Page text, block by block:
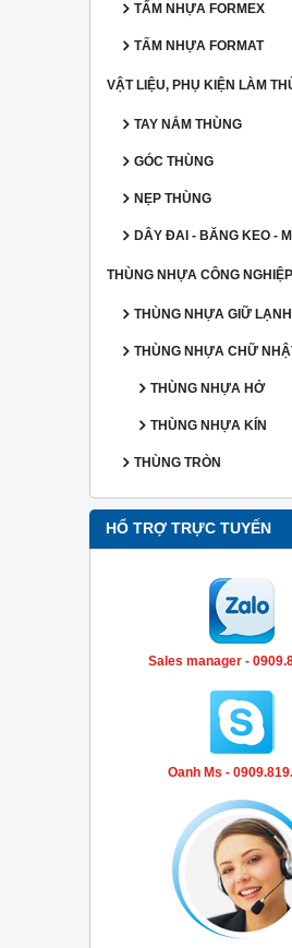
TẤM NHỰA FORMEX
TẤM NHỰA FORMAT
VẬT LIỆU, PHỤ KIỆN LÀM
TAY NẮM THÙNG
GÓC THÙNG
NẸP THÙNG
DÂY ĐAI - BĂNG KEO -
THÙNG NHỰA CÔNG NGHIỆP
THÙNG NHỰA GIỮ LẠNH
THÙNG NHỰA CHỮ
THÙNG NHỰA HỞ
THÙNG NHỰA KÍN
THÙNG TRÒN
HỔ TRỢ TRỰC TUYẾN
Sales manager -
Oanh Ms -